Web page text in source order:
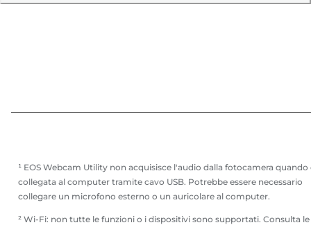
¹ EOS Webcam Utility non acquisisce l'audio dalla fotocamera quando
collegata al computer tramite cavo USB. Potrebbe essere necessario
collegare un microfono esterno o un auricolare al computer.
² Wi-Fi: non tutte le funzioni o i dispositivi sono supportati. Consulta le